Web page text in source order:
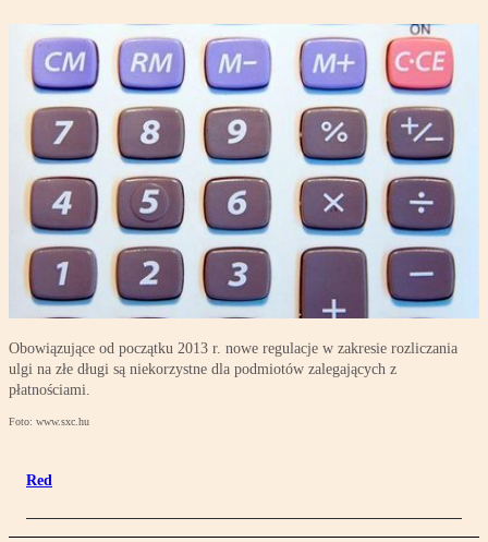
Obowiązujące od początku 2013 r. nowe regulacje w zakresie rozliczania
ulgi na złe długi są niekorzystne dla podmiotów zalegających z
płatnościami.
Foto: www.sxc.hu
Red